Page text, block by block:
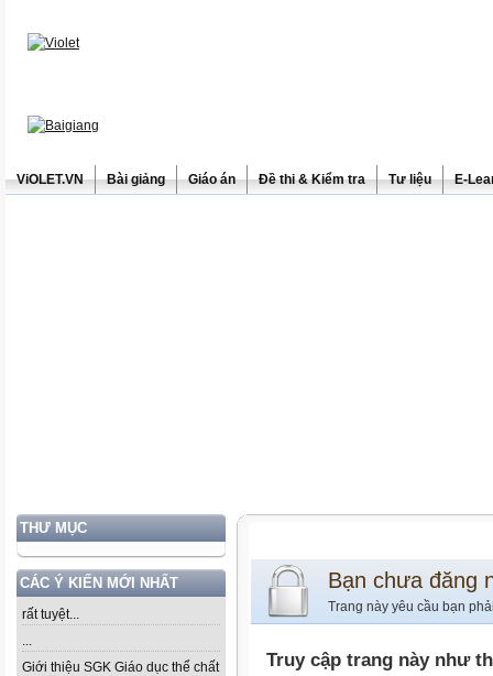
ViOLET.VN Bài giảng Giáo án Đề thi & Kiểm tra Tư liệu E-
THƯ MỤC
CÁC Ý KIẾN MỚI NHẤT
rất tuyệt...
...
Giới thiệu SGK Giáo dục thể chất
Bạn chưa đăng
Trang này yêu cầu bạn
Truy cập trang này như